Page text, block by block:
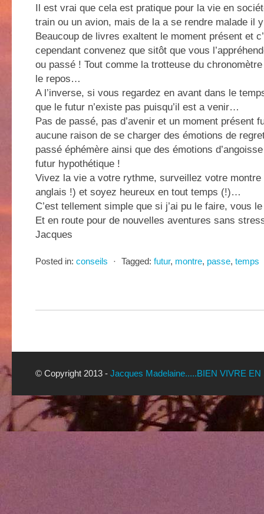
Il est vrai que cela est pratique pour la vie en
train ou un avion, mais de la a se rendre malade il
Beaucoup de livres exaltent le moment présent et
cependant convenez que sitôt que vous
ou passé ! Tout comme la trotteuse du
le repos…
A l’inverse, si vous regardez en avant dans le
que le futur n’existe pas puisqu’il est a venir…
Pas de passé, pas d’avenir et un moment présent
aucune raison de se charger des émotions de
passé éphémère ainsi que des émotions d’angoisse
futur hypothétique !
Vivez la vie a votre rythme, surveillez votre montre
anglais !) et soyez heureux en tout temps (!)…
C’est tellement simple que si j’ai pu le faire, vous
Et en route pour de nouvelles aventures sans
Jacques
Posted in: conseils ⋅ Tagged: futur, montre, passe, temps
© Copyright 2013 - Jacques Madelaine.....BIEN VIVRE EN